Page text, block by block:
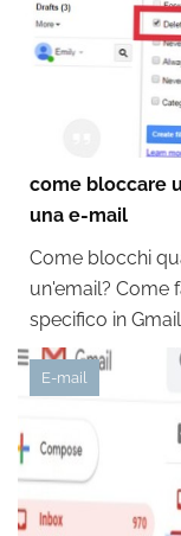
come bloccare
una e-mail
Come blocchi
un'email? Come
specifico in
E-mail